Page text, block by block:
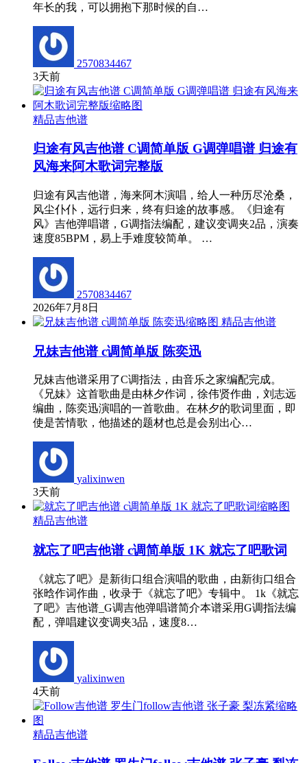
年长的我，可以拥抱下那时候的自…
2570834467
3天前
精品吉他谱
归途有风吉他谱 C调简单版 G调弹唱谱 归途有
风海来阿木歌词完整版
归途有风吉他谱，海来阿木演唱，给人一种历尽沧桑，
风尘仆仆，远行归来，终有归途的故事感。《归途有
风》吉他弹唱谱，G调指法编配，建议变调夹2品，演奏
速度85BPM，易上手难度较简单。 …
2570834467
2026年7月8日
精品吉他谱
兄妹吉他谱 c调简单版 陈奕迅
兄妹吉他谱采用了C调指法，由音乐之家编配完成。
《兄妹》这首歌曲是由林夕作词，徐伟贤作曲，刘志远
编曲，陈奕迅演唱的一首歌曲。在林夕的歌词里面，即
使是苦情歌，他描述的题材也总是会别出心…
yalixinwen
3天前
精品吉他谱
就忘了吧吉他谱 c调简单版 1K 就忘了吧歌词
《就忘了吧》是新街口组合演唱的歌曲，由新街口组合
张晗作词作曲，收录于《就忘了吧》专辑中。 1k《就忘
了吧》吉他谱_G调吉他弹唱谱简介本谱采用G调指法编
配，弹唱建议变调夹3品，速度8…
yalixinwen
4天前
精品吉他谱